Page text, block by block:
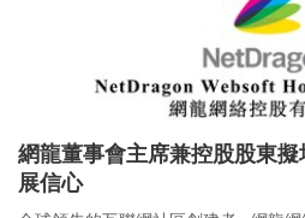
網龍董事會主席兼控股股東
展信心